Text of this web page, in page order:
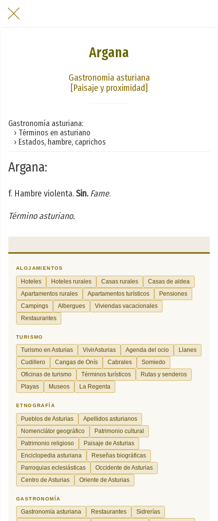
Argana
Gastronomía asturiana
[Paisaje y proximidad]
Gastronomía asturiana:
› Términos en asturiano
› Estados, hambre, caprichos
Argana:
f. Hambre violenta.Sin. Fame.
Término asturiano.